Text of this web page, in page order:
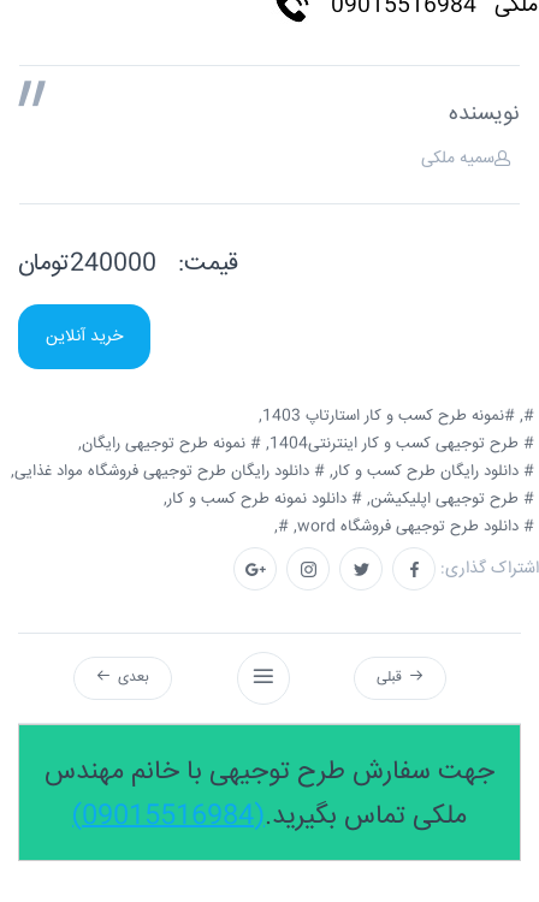
نویسنده
سمیه ملکی
قیمت:
خرید آنلاین
#, #نمونه طرح کسب و کار استارتاپ 1403,
# طرح توجیهی کسب و کار اینترنتی1404,
# نمونه طرح توجیهی رایگان,
# دانلود رایگان طرح کسب و کار, # دانلود رایگان طرح توجیهی فروشگاه مواد غذایی,
# طرح توجیهی اپلیکیشن, # دانلود نمونه طرح کسب و کار,
# دانلود طرح توجیهی فروشگاه word,
#,
اشتراک گذاری:
قبلی بعدی
جهت سفارش طرح توجیهی با خانم مهندس
ملکی تماس بگیرید.(09015516984)